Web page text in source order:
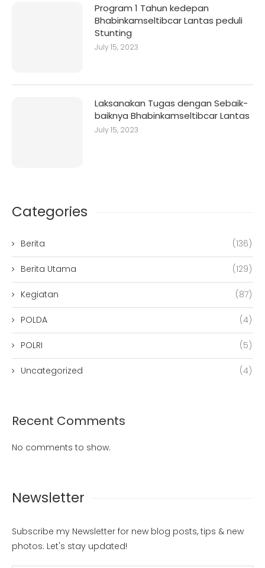
Program 1 Tahun kedepan
Bhabinkamseltibcar Lantas peduli
Stunting
July 15, 2023
Laksanakan Tugas dengan Sebaik-
baiknya Bhabinkamseltibcar Lantas
July 15, 2023
Categories
Berita (136)
Berita Utama (129)
Kegiatan (87)
POLDA (4)
POLRI (5)
Uncategorized (4)
Recent Comments
No comments to show.
Newsletter
Subscribe my Newsletter for new blog posts, tips & new
photos. Let's stay updated!